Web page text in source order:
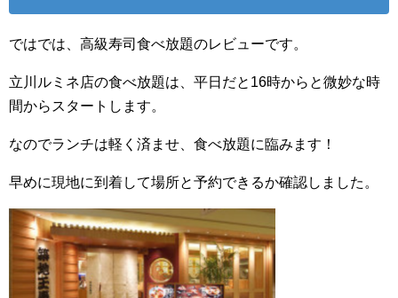
ではでは、高級寿司食べ放題のレビューです。
立川ルミネ店の食べ放題は、平日だと16時からと微妙な時
間からスタートします。
なのでランチは軽く済ませ、食べ放題に臨みます！
早めに現地に到着して場所と予約できるか確認しました。